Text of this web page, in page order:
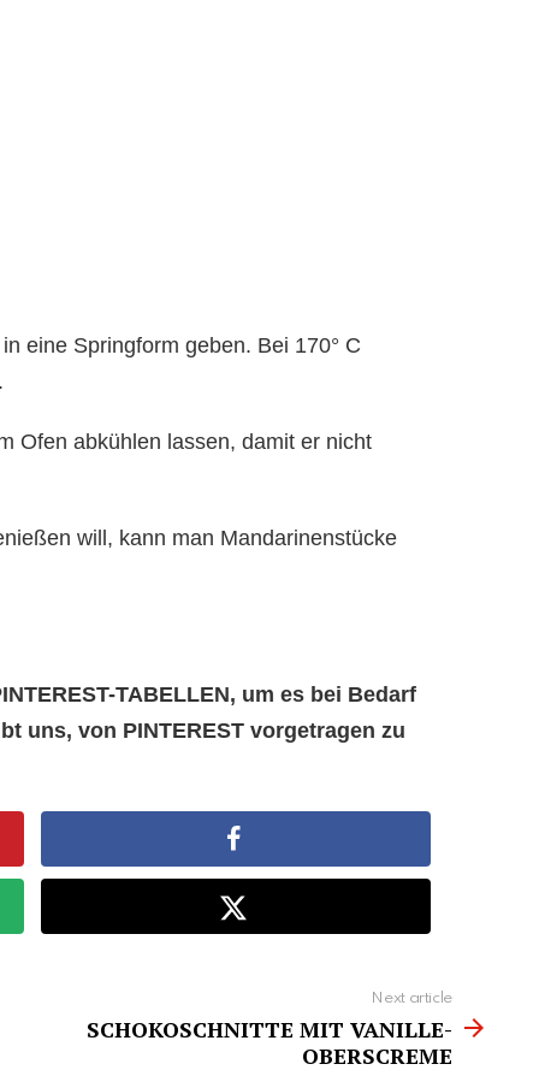
eine Springform geben. Bei 170° C
Ofen abkühlen lassen, damit er nicht
will, kann man Mandarinenstücke
TABELLEN, um es bei Bedarf
uns, von PINTEREST vorgetragen zu
Next article
SCHOKOSCHNITTE MIT VANILLE-
OBERSCREME